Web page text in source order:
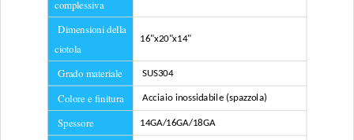
complessiva
Dimensioni della
ciotola
16"x20"x14"
Grado materiale SUS304
Colore e finitura Acciaio inossidabile (spazzola)
Spessore 14GA/16GA/18GA